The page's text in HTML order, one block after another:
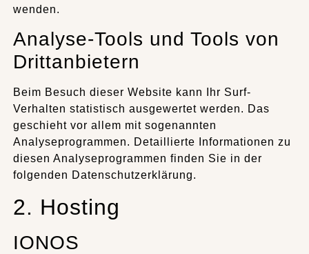
wenden.
Analyse-Tools und Tools von
Drittanbietern
Beim Besuch dieser Website kann Ihr Surf-
Verhalten statistisch ausgewertet werden. Das
geschieht vor allem mit sogenannten
Analyseprogrammen. Detaillierte Informationen zu
diesen Analyseprogrammen finden Sie in der
folgenden Datenschutzerklärung.
2. Hosting
IONOS